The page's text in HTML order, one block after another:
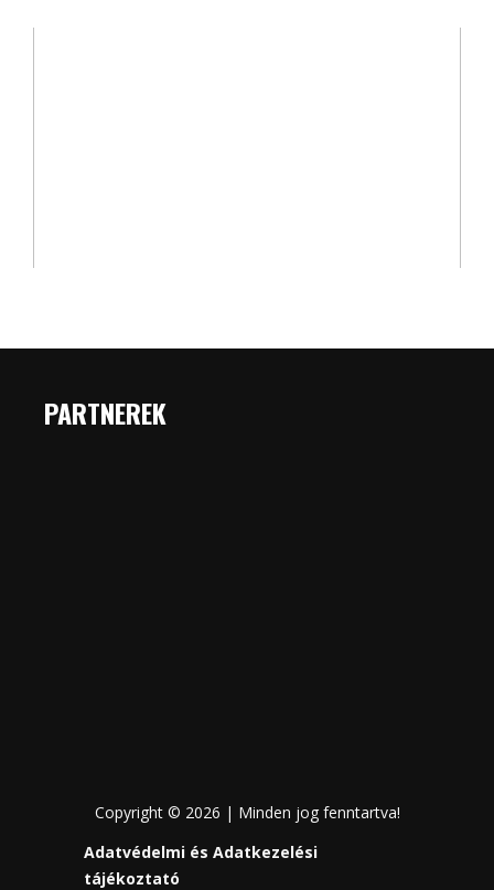
PARTNEREK
Copyright © 2026 | Minden jog fenntartva!
Adatvédelmi és Adatkezelési
tájékoztató